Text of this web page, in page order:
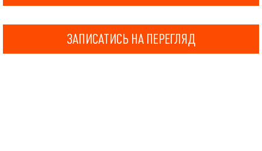
ЗАПИСАТИСЬ НА ПЕРЕГЛЯД